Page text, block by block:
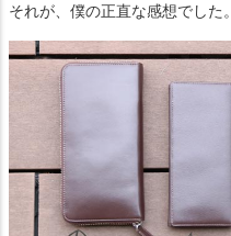
それが、僕の正直な感想でした。